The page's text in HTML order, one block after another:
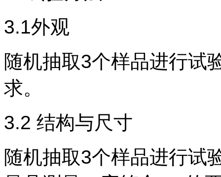
3.1外观
随机抽取3个样品进行试
求。
3.2 结构与尺寸
随机抽取3个样品进行试